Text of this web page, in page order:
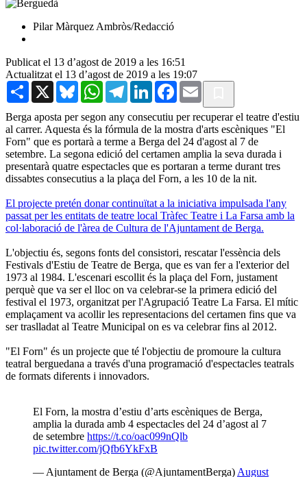
Pilar Màrquez Ambròs/Redacció
Publicat el 13 d’agost de 2019 a les 16:51
Actualitzat el 13 d’agost de 2019 a les 19:07
Share X BlueskyWhatsAppTelegramLinkedInFacebook
Email
Berga aposta per segon any consecutiu per recuperar el teatre d'estiu
al carrer. Aquesta és la fórmula de la mostra d'arts escèniques "El
Forn" que es portarà a terme a Berga del 24 d'agost al 7 de
setembre. La segona edició del certamen amplia la seva durada i
presentarà quatre espectacles que es portaran a terme durant tres
dissabtes consecutius a la plaça del Forn, a les 10 de la nit.
El projecte pretén donar continuïtat a la iniciativa impulsada l'any
passat per les entitats de teatre local Tràfec Teatre i La Farsa amb la
col·laboració de l'àrea de Cultura de l'Ajuntament de Berga.
L'objectiu és, segons fonts del consistori, rescatar l'essència dels
Festivals d'Estiu de Teatre de Berga, que es van fer a l'exterior del
1973 al 1984. L'escenari escollit és la plaça del Forn, justament
perquè que va ser el lloc on va celebrar-se la primera edició del
festival el 1973, organitzat per l'Agrupació Teatre La Farsa. El mític
emplaçament va acollir les representacions del certamen fins que va
ser traslladat al Teatre Municipal on es va celebrar fins al 2012.
"El Forn" és un projecte que té l'objectiu de promoure la cultura
teatral berguedana a través d'una programació d'espectacles teatrals
de formats diferents i innovadors.
El Forn, la mostra d’estiu d’arts escèniques de Berga,
amplia la durada amb 4 espectacles del 24 d’agost al 7
de setembre https://t.co/oac099nQlb
pic.twitter.com/jQfb6YkFxB
— Ajuntament de Berga (@AjuntamentBerga) August